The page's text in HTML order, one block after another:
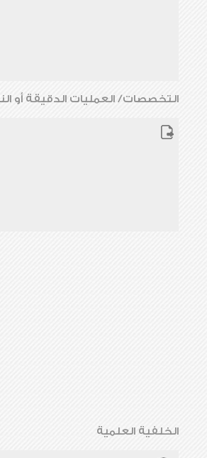
التخصصات/ العمليات الدقيقة أو
الخلفية العلمية